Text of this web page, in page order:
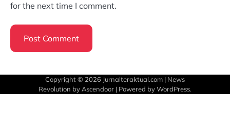
for the next time I comment.
Copyright © 2026 Jurnalteraktual.com | News
Revolution by Ascendoor | Powered byWordPress.